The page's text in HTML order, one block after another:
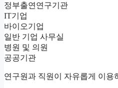
정부출연연구기관
IT기업
바이오기업
일반 기업 사무실
병원 및 의원
공공기관
연구원과 직원이 자유롭게 이